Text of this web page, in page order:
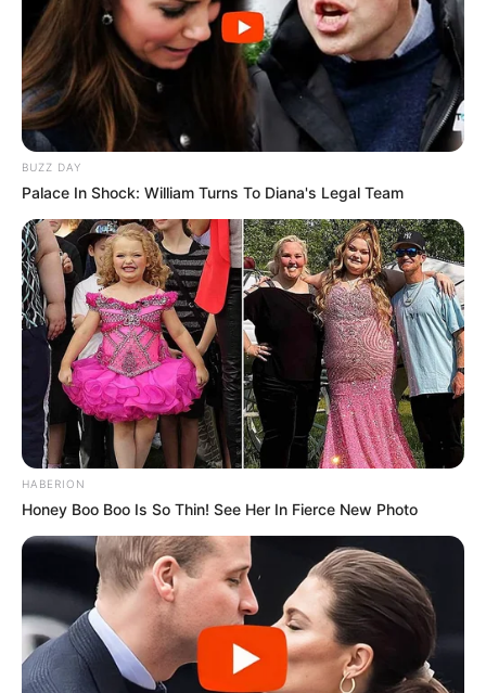
BUZZ DAY
Palace In Shock: William Turns To Diana's Legal Team
HABERION
Honey Boo Boo Is So Thin! See Her In Fierce New Photo